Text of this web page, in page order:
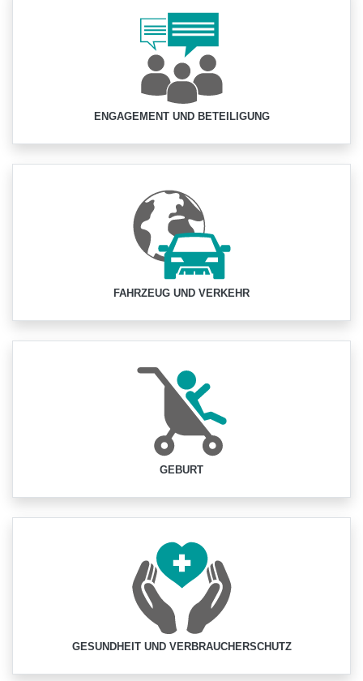
ENGAGEMENT UND BETEILIGUNG
FAHRZEUG UND VERKEHR
GEBURT
GESUNDHEIT UND VERBRAUCHERSCHUTZ